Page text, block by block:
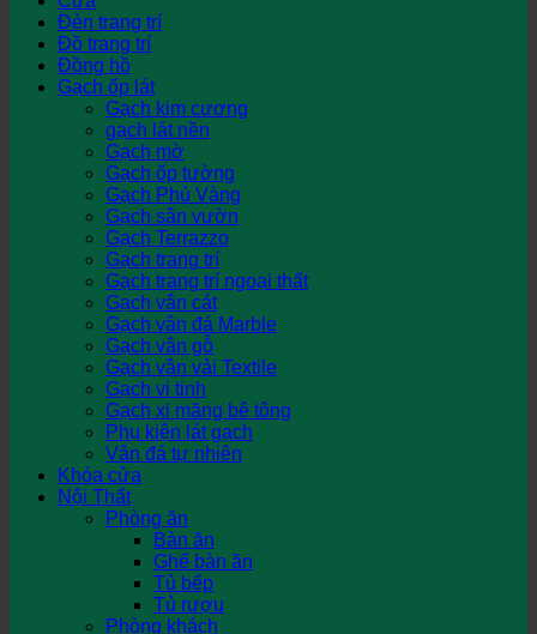
Đèn trang trí
Đồ trang trí
Đồng hồ
Gạch ốp lát
Gạch kim cương
gạch lát nền
Gạch mờ
Gạch ốp tường
Gạch Phủ Vàng
Gạch sân vườn
Gạch Terrazzo
Gạch trang trí
Gạch trang trí ngoại thất
Gạch vân cát
Gạch vân đá Marble
Gạch vân gỗ
Gạch vân vải Textile
Gạch vi tinh
Gạch xi măng bê tông
Phụ kiện lát gạch
Vân đá tự nhiên
Khóa cửa
Nội Thất
Phòng ăn
Bàn ăn
Ghế bàn ăn
Tủ bếp
Tủ rượu
Phòng khách